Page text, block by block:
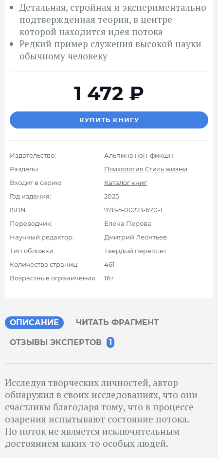
Детальная, стройная и экспериментально
подтвержденная теория, в центре
которой находится идея потока
Редкий пример служения высокой науки
обычному человеку
1 472 ₽
КУПИТЬ КНИГУ
Издательство:
Альпина нон-фикшн
Разделы:
Психология Стиль жизни
Входит в серию:
Каталог книг
Год издания:
2025
ISBN:
978-5-00223-670-1
Переводчик:
Елена Перова
Научный редактор:
Дмитрий Леонтьев
Тип обложки:
Твердый переплет
Количество страниц:
461
Возрастные ограничения:
16+
ОПИСАНИЕ ЧИТАТЬ ФРАГМЕНТ
ОТЗЫВЫ ЭКСПЕРТОВ 1
Исследуя творческих личностей, автор
обнаружил в своих исследованиях, что они
счастливы благодаря тому, что в процессе
озарения испытывают состояние потока.
Но поток не является исключительным
достоянием каких-то особых людей.